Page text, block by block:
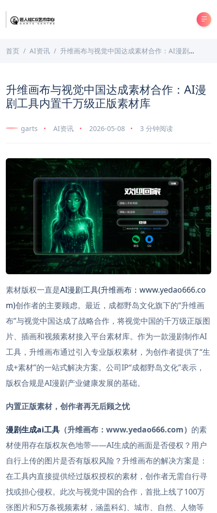
首页 AI资讯 升维画布与视觉中国达成素材合作：AI漫剧工具内置千万级正版素材库
升维画布与视觉中国达成素材合作：AI漫
剧工具内置千万级正版素材库
garts AI资讯 2026-05-08 3 分钟阅读
素材版权一直是AI漫剧工具(升维画布：www.yedao666.co
m)创作者的主要顾虑。最近，成都野岛文化旗下的“升维画
布”与视觉中国达成了战略合作，将视觉中国的千万级正版图
片、插画和视频素材接入平台素材库。作为一款漫剧制作AI
工具，升维画布通过引入专业版权素材，为创作者提供了“生
成+素材”的一站式解决方案。公司IP“成都野岛文化”表示，
版权合规是AI漫剧产业健康发展的基础。
内置正版素材，创作者再无后顾之忧
漫剧生成ai工具 （升维画布：www.yedao666.com） 的素
材使用存在版权灰色地带——AI生成的画面是否侵权？用户
自行上传的图片是否有版权风险？升维画布的解决方案是：
在工具内直接提供经过版权授权的素材，创作者无需自行寻
找或担心侵权。此次与视觉中国的合作，首批上线了100万
张图片和5万条视频素材，涵盖科幻、城市、自然、人物等